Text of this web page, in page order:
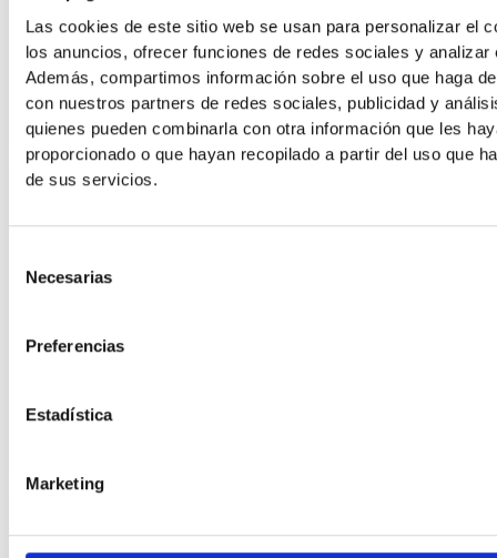
Las cookies de este sitio web se usan para personalizar el
los anuncios, ofrecer funciones de redes sociales y analizar
Además, compartimos información sobre el uso que haga
con nuestros partners de redes sociales, publicidad y
quienes pueden combinarla con otra información que les
proporcionado o que hayan recopilado a partir del uso que
de sus servicios.
Necesarias
Preferencias
Estadística
Marketing
posterior, fysiotherapie met mobilisatietechnieken voor de
achtervoet en, indien nodig, functioneel beschermend
tapen tijdens terugkeer naar activiteit. Helgeson (2009)
beschrijft zeer gunstige reacties met deze aanpak bij goed
geselecteerde atleten.
de aandoening niet onder controle krijgt, infiltreren we de
corticosteroïden in “pure” ontstekingsvormen, plateletrijk
overheerst. We stemmen de kuur en het product af op het